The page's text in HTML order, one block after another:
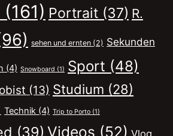
(161) Portrait (37) R.
sehen und ernten (2) Sekunden
(4) Snowboard (1) Sport (48)
(13) Studium (28)
Technik (4) Trip to Porto (1)
(39) Videos (52) Vlog